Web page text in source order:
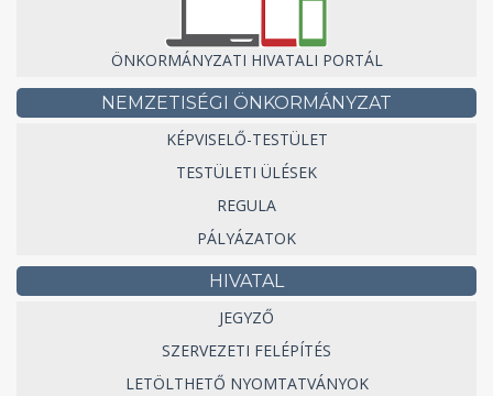
ÖNKORMÁNYZATI HIVATALI PORTÁL
NEMZETISÉGI ÖNKORMÁNYZAT
KÉPVISELŐ-TESTÜLET
TESTÜLETI ÜLÉSEK
REGULA
PÁLYÁZATOK
HIVATAL
JEGYZŐ
SZERVEZETI FELÉPÍTÉS
LETÖLTHETŐ NYOMTATVÁNYOK